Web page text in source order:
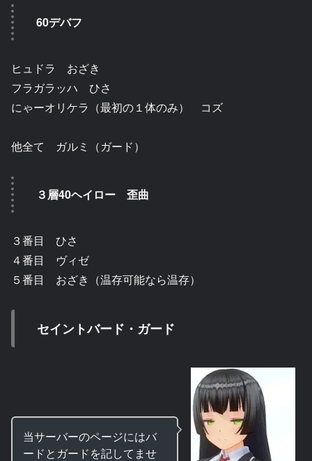
60デバフ
ヒュドラ おざき
フラガラッハ ひさ
にゃーオリケラ（最初の１体のみ） コズ
他全て ガルミ（ガード）
３層40ヘイロー 歪曲
３番目 ひさ
４番目 ヴィゼ
５番目 おざき（温存可能なら温存）
セイントバード・ガード
当サーバーのページにはバ
ードとガードを記してませ